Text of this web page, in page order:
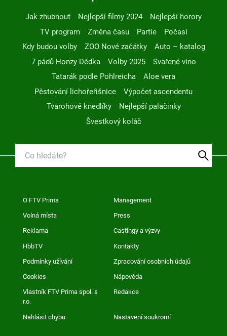
Jak zhubnout Nejlepší filmy 2024
Nejlepší horory
TV program
Změna času Partie
Počasí
Kdy budou volby
ZOO Nové začátky
Auto – katalog
7 pádů Honzy Dědka
Volby 2025
Svařené víno
Tatarák podle Pohlreicha
Aloe vera
Pěstování lichořeřišnice
Výpočet ascendentu
Tvarohové knedlíky
Nejlepší palačinky
Švestkový koláč
O FTV Prima Management
Volná místa Press
Reklama Castingy a výzvy
HbbTV Kontakty
Podmínky užívání Zpracování osobních údajů
Cookies Nápověda
Vlastník FTV Prima spol. s
r.o.
Redakce
Nahlásit chybu Nastavení soukromí